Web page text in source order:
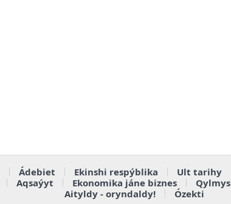
Ádebiet Ekinshi respýblika Ult tarihy
Aqsaýyt Ekonomika jáne biznes Qylmys
Aityldy - oryndaldy!
Ózekti